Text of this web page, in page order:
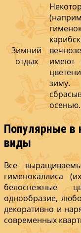
Зимний
отдых
имеют
осенью.
Популярные в
виды
Все
гименокаллиса
белоснежные
однообразие,
декоративно и
современных